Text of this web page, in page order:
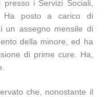
i Servizi Sociali,
Ha posto a carico di
un assegno mensile di
della minore, ed ha
di prime cure. Ha,
che, nonostante il